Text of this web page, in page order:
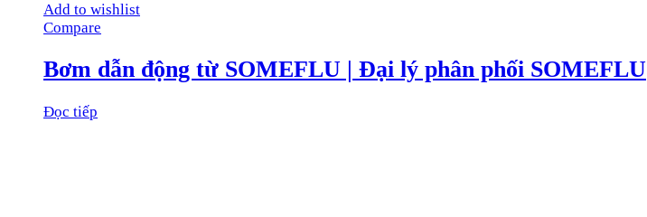
Add to wishlist
Compare
Bơm dẫn động từ SOMEFLU | Đại lý phân phối SOMEFLU
Đọc tiếp